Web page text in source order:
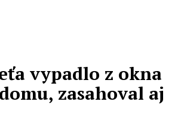
vypadlo z okna
zasahoval aj